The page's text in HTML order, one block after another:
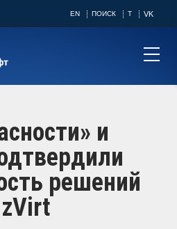
EN ПОИСК T VK
и
решений